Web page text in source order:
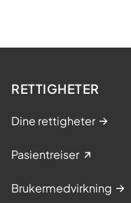
RETTIGHETER
Dine rettigheter
Pasientreiser
Brukermedvirkning